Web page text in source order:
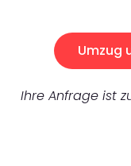
Umzug
Ihre Anfrage ist